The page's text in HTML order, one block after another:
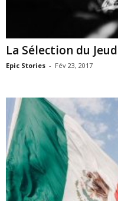
La Sélection du
Epic Stories - Fév 23, 2017